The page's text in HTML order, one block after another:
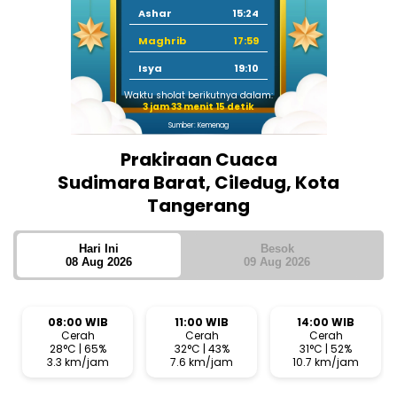
Ashar
15:24
Maghrib
17:59
Isya
19:10
Waktu sholat berikutnya dalam:
3 jam 33 menit 14 detik
Sumber: Kemenag
Prakiraan Cuaca
Sudimara Barat, Ciledug, Kota
Tangerang
Hari Ini
08 Aug 2026
Besok
09 Aug 2026
08:00 WIB
Cerah
28°C | 65%
3.3 km/jam
11:00 WIB
Cerah
32°C | 43%
7.6 km/jam
14:00 WIB
Cerah
31°C | 52%
10.7 km/jam